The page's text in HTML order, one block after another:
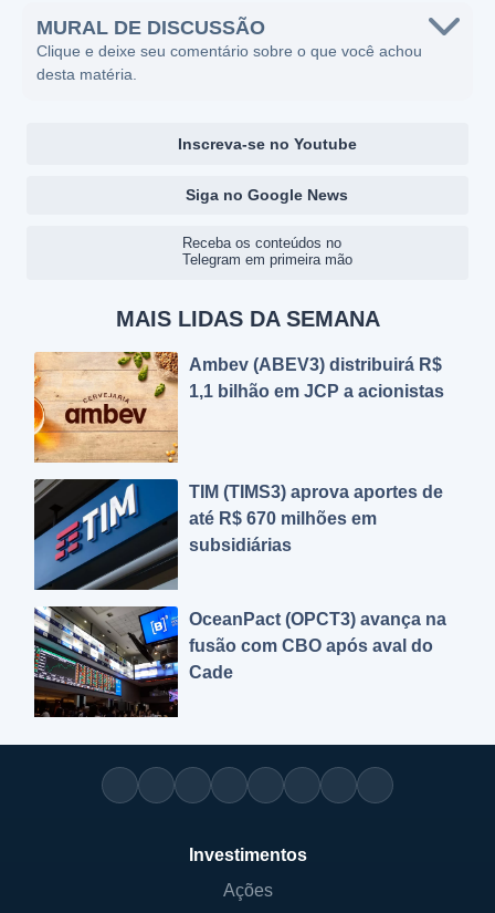
MURAL DE DISCUSSÃO
Clique e deixe seu comentário sobre o que você achou
desta matéria.
Inscreva-se no Youtube
Siga no Google News
Receba os conteúdos no
Telegram em primeira mão
MAIS LIDAS DA SEMANA
Ambev (ABEV3) distribuirá R$
1,1 bilhão em JCP a acionistas
TIM (TIMS3) aprova aportes de
até R$ 670 milhões em
subsidiárias
OceanPact (OPCT3) avança na
fusão com CBO após aval do
Cade
Investimentos
Ações